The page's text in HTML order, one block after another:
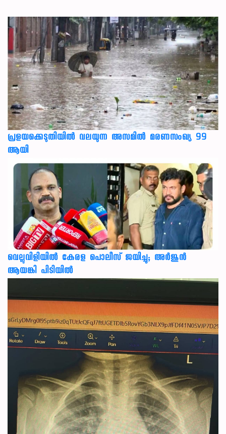
പ്രളയക്കെടുതിയില്‍ വലയുന്ന അസമില്‍ മരണസംഖ്യ 99
ആയി
വെല്ലുവിളിയിൽ കേരള പൊലീസ് ജയിച്ചു; അർജുൻ
ആയങ്കി പിടിയിൽ